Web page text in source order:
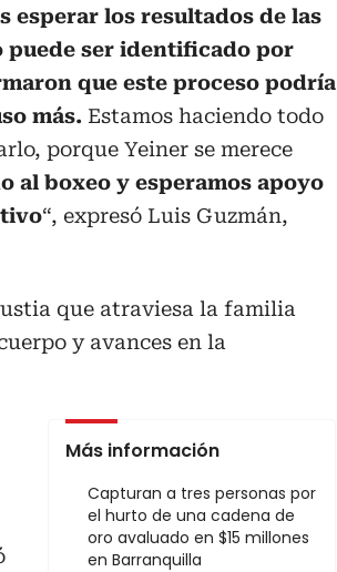
esperar los resultados de las
puede ser identificado por
que este proceso podría
más. Estamos haciendo todo
porque Yeiner se merece
al boxeo y esperamos apoyo
“, expresó Luis Guzmán,
que atraviesa la familia
y avances en la
Más información
Capturan a tres personas por
el hurto de una cadena de
oro avaluado en $15 millones
en Barranquilla